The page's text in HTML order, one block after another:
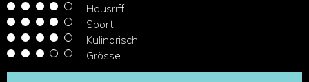
Hausriff
Sport
Kulinarisch
Grösse